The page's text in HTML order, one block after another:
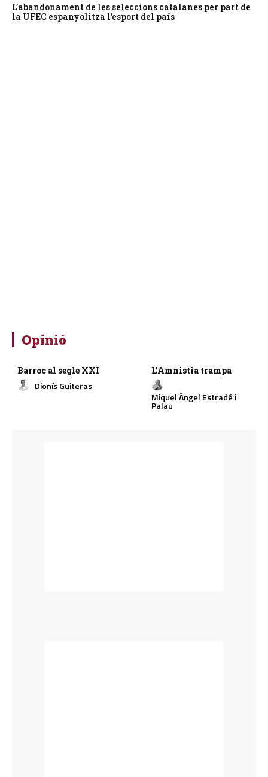
L’abandonament de les seleccions catalanes per part de
la UFEC espanyolitza l’esport del país
Opinió
Barroc al segle XXI
Dionís Guiteras
L’Amnistia trampa
Miquel Àngel Estradé i
Palau